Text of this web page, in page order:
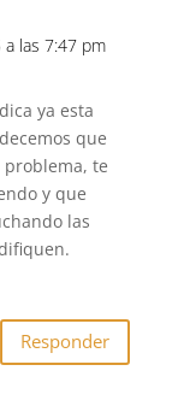
las 7:47 pm
ya esta
que
te
y que
las
Responder